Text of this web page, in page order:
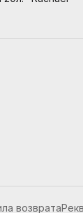
возврата